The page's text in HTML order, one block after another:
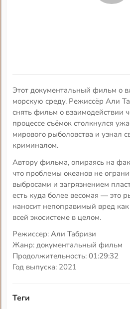
Этот документальный фильм о
морскую среду. Режиссёр Али
снять фильм о взаимодействии
процессе съёмок столкнулся
мирового рыболовства и узнал
криминалом.
Автору фильма, опираясь на
что проблемы океанов не
выбросами и загрязнением
есть куда более весомая — это
наносит непоправимый вред
всей экосистеме в целом.
Режиссер: Али Табризи
Жанр: документальный фильм
Продолжительность: 01:29:32
Год выпуска: 2021
Теги